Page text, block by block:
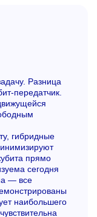
Разница
передатчик.
гибридные
прямо
сегодня
— все
наибольшего